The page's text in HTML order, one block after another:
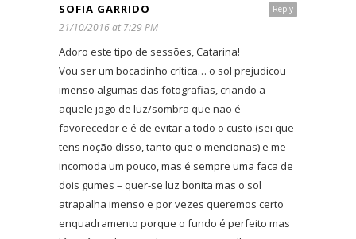
Reply
SOFIA GARRIDO
21/10/2016 at 7:29 PM
Adoro este tipo de sessões, Catarina!
Vou ser um bocadinho crítica… o sol prejudicou
imenso algumas das fotografias, criando a
aquele jogo de luz/sombra que não é
favorecedor e é de evitar a todo o custo (sei que
tens noção disso, tanto que o mencionas) e me
incomoda um pouco, mas é sempre uma faca de
dois gumes – quer-se luz bonita mas o sol
atrapalha imenso e por vezes queremos certo
enquadramento porque o fundo é perfeito mas